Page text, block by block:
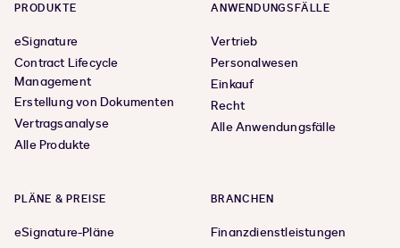
PRODUKTE
eSignature
Contract Lifecycle
Management
Erstellung von Dokumenten
Vertragsanalyse
Alle Produkte
ANWENDUNGSFÄLLE
Vertrieb
Personalwesen
Einkauf
Recht
Alle Anwendungsfälle
PLÄNE & PREISE
eSignature-Pläne
BRANCHEN
Finanzdienstleistungen